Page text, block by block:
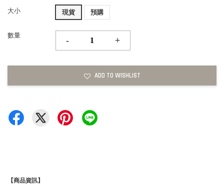
大小 現貨 預購
數量
- +
ADD TO WISHLIST
【商品資訊】